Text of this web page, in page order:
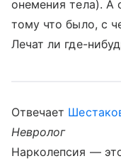
онемения тела). А
тому что было, с
Лечат ли где-
Отвечает
Невролог
Нарколепсия —